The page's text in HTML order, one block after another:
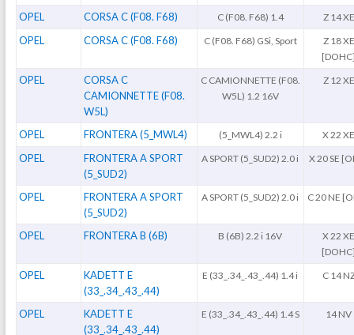
OPEL CORSA C (F08. F68) C (F08. F68) 1.4 Z 14 XE
OPEL CORSA C (F08. F68) C (F08. F68) GSi, Sport
Z 18 XE
OPEL
CORSA C
CAMIONNETTE (F08.
W5L)
C CAMIONNETTE (F08.
W5L) 1.2 16V
Z 12 XE
OPEL FRONTERA (5_MWL4) (5_MWL4) 2.2 i X 22
OPEL
FRONTERA A SPORT
(5_SUD2)
A SPORT (5_SUD2) 2.0 i X 20 SE
OPEL
FRONTERA A SPORT
(5_SUD2)
A SPORT (5_SUD2) 2.0 i C 20 NE
OPEL FRONTERA B (6B) B (6B) 2.2 i 16V
X 22
OPEL
KADETT E
(33_.34_.43_.44)
E (33_.34_.43_.44) 1.4 i C 14
OPEL
KADETT E
(33_.34_.43_.44)
E (33_.34_.43_.44) 1.4 S 14 NV